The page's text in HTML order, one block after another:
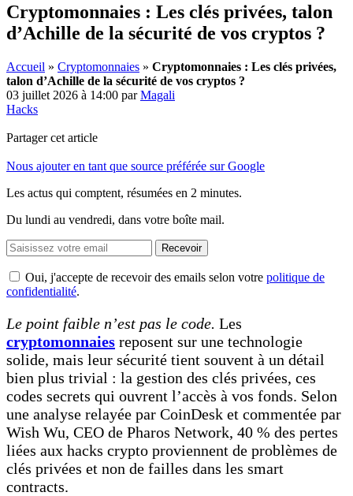
Cryptomonnaies : Les clés privées, talon
d’Achille de la sécurité de vos cryptos ?
Accueil » Cryptomonnaies » Cryptomonnaies : Les clés privées,
talon d’Achille de la sécurité de vos cryptos ?
03 juillet 2026 à 14:00 parMagali
Hacks
Partager cet article
Nous ajouter en tant que source préférée sur Google
Les actus qui comptent, résumées en 2 minutes.
Du lundi au vendredi, dans votre boîte mail.
Recevoir
Oui, j'accepte de recevoir des emails selon votre politique de
confidentialité.
Le point faible n’est pas le code. Les
cryptomonnaies reposent sur une technologie
solide, mais leur sécurité tient souvent à un détail
bien plus trivial : la gestion des clés privées, ces
codes secrets qui ouvrent l’accès à vos fonds. Selon
une analyse relayée par CoinDesk et commentée par
Wish Wu, CEO de Pharos Network, 40 % des pertes
liées aux hacks crypto proviennent de problèmes de
clés privées et non de failles dans les smart
contracts.